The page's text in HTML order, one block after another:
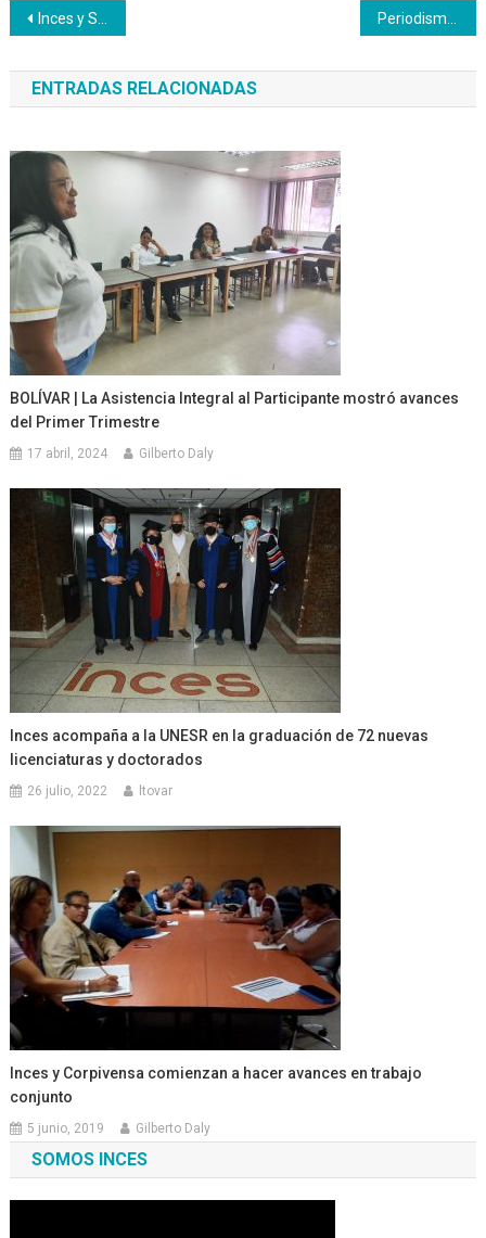
Navegación
de
entradas
Inces y Sociedad Ven Corporation firmaron convenio de cooperación Periodismo responsable y RR. SS. fueron temas de discusión en la Escuela de Comunicación del Inces
ENTRADAS RELACIONADAS
BOLÍVAR | La Asistencia Integral al Participante mostró avances
del Primer Trimestre
17 abril, 2024 Gilberto Daly
Inces acompaña a la UNESR en la graduación de 72 nuevas
licenciaturas y doctorados
26 julio, 2022 ltovar
Inces y Corpivensa comienzan a hacer avances en trabajo
conjunto
5 junio, 2019 Gilberto Daly
SOMOS INCES